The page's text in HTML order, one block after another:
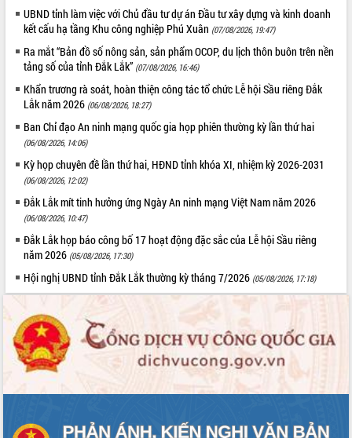
LIÊN KẾT WEB
THỐNG KÊ TRUY CẬP
Hôm nay: 11149
Tất cả:
66096817
UBND tỉnh làm việc với Chủ đầu tư dự án Đầu tư xây dựng và kinh doanh
kết cấu hạ tầng Khu công nghiệp Phú Xuân (07/08/2026, 19:47)
Ra mắt “Bản đồ số nông sản, sản phẩm OCOP, du lịch thôn buôn trên nền
tảng số của tỉnh Đắk Lắk” (07/08/2026, 16:46)
Khẩn trương rà soát, hoàn thiện công tác tổ chức Lễ hội Sầu riêng Đắk
Lắk năm 2026 (06/08/2026, 18:27)
Ban Chỉ đạo An ninh mạng quốc gia họp phiên thường kỳ lần thứ hai
(06/08/2026, 14:06)
Kỳ họp chuyên đề lần thứ hai, HĐND tỉnh khóa XI, nhiệm kỳ 2026-2031
(06/08/2026, 12:02)
Đắk Lắk mít tinh hưởng ứng Ngày An ninh mạng Việt Nam năm 2026
(06/08/2026, 10:47)
Đắk Lắk họp báo công bố 17 hoạt động đặc sắc của Lễ hội Sầu riêng
năm 2026 (05/08/2026, 17:30)
Hội nghị UBND tỉnh Đắk Lắk thường kỳ tháng 7/2026 (05/08/2026, 17:18)